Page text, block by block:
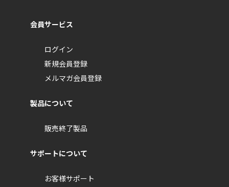
会員サービス
ログイン
新規会員登録
メルマガ会員登録
製品について
販売終了製品
サポートについて
お客様サポート